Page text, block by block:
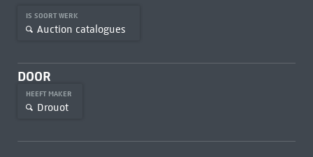
IS SOORT WERK
Auction catalogues
DOOR
HEEFT MAKER
Drouot